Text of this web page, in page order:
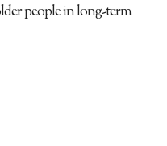
people in long-term